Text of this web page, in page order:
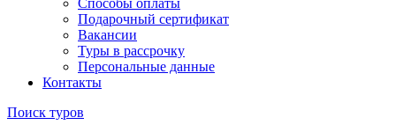
Подарочный сертификат
Вакансии
Туры в рассрочку
Персональные данные
Контакты
Поиск туров